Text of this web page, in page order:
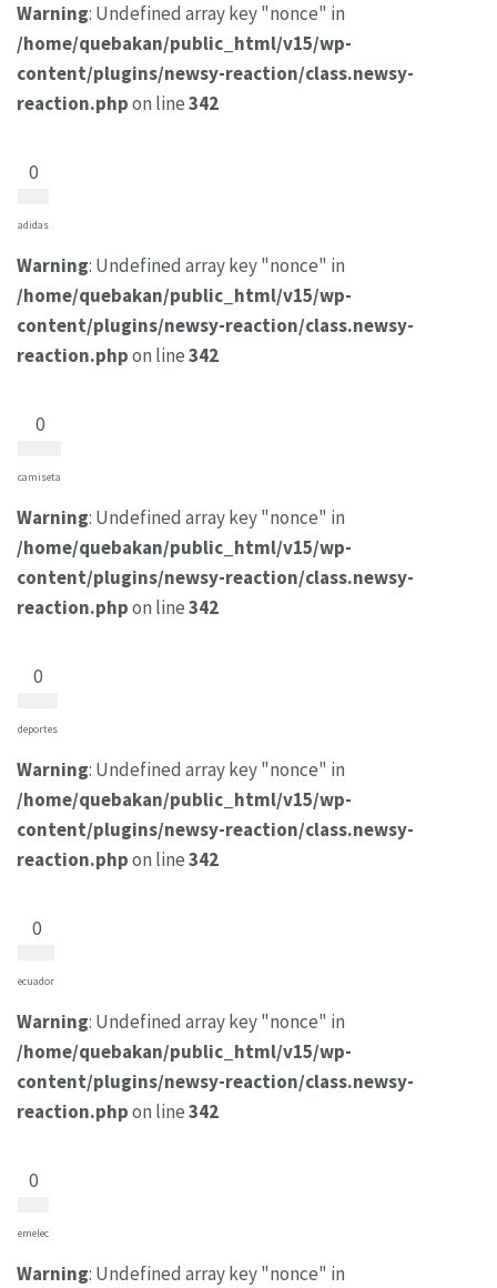
Warning: Undefined array key "nonce" in
/home/quebakan/public_html/v15/wp-
content/plugins/newsy-reaction/class.newsy-
reaction.phpon line342
0
adidas
Warning: Undefined array key "nonce" in
/home/quebakan/public_html/v15/wp-
content/plugins/newsy-reaction/class.newsy-
reaction.phpon line342
0
camiseta
Warning: Undefined array key "nonce" in
/home/quebakan/public_html/v15/wp-
content/plugins/newsy-reaction/class.newsy-
reaction.phpon line342
0
deportes
Warning: Undefined array key "nonce" in
/home/quebakan/public_html/v15/wp-
content/plugins/newsy-reaction/class.newsy-
reaction.phpon line342
0
ecuador
Warning: Undefined array key "nonce" in
/home/quebakan/public_html/v15/wp-
content/plugins/newsy-reaction/class.newsy-
reaction.phpon line342
0
emelec
Warning: Undefined array key "nonce" in